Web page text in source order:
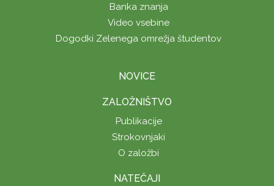
Banka znanja
Video vsebine
Dogodki Zelenega omrežja študentov
NOVICE
ZALOŽNIŠTVO
Publikacije
Strokovnjaki
O založbi
NATEČAJI